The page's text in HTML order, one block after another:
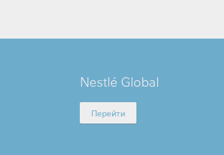
FOOTER
Nestlé Global
Перейти